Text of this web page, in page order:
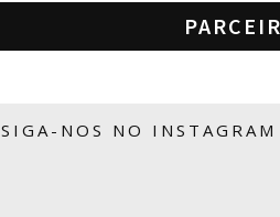
SIGA-NOS NO INSTAGRAM